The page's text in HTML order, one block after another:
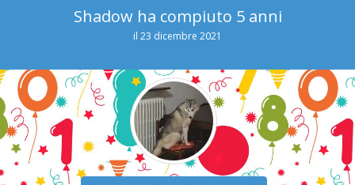
Shadow ha compiuto 5 anni
il 23 dicembre 2021